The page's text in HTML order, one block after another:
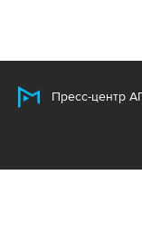
Пресс-центр